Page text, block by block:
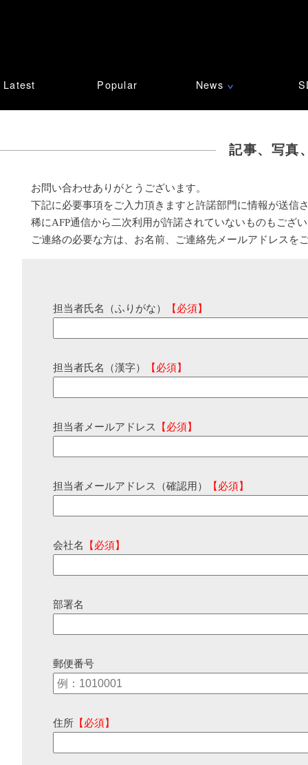
Latest Popular News ∨
記事、写真
お問い合わせありがとうございます。
下記に必要事項をご入力頂きますと許諾部門に情報が送信
稀にAFP通信から二次利用が許諾されていないものもござ
ご連絡の必要な方は、お名前、ご連絡先メールアドレスを
担当者氏名（ふりがな） 【必須】
担当者氏名（漢字） 【必須】
担当者メールアドレス 【必須】
担当者メールアドレス（確認用） 【必須】
会社名 【必須】
部署名
郵便番号
住所 【必須】